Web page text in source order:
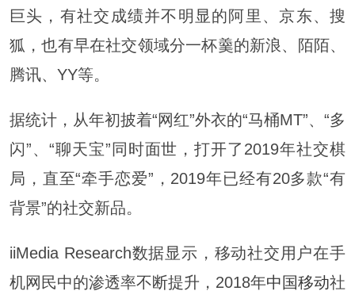
巨头，有社交成绩并不明显的阿里、京东、搜
狐，也有早在社交领域分一杯羹的新浪、陌陌、
腾讯、YY等。
据统计，从年初披着“网红”外衣的“马桶MT”、“多
闪”、“聊天宝”同时面世，打开了2019年社交棋
局，直至“牵手恋爱”，2019年已经有20多款“有
背景”的社交新品。
iiMedia Research数据显示，移动社交用户在手
机网民中的渗透率不断提升，2018年中国移动社